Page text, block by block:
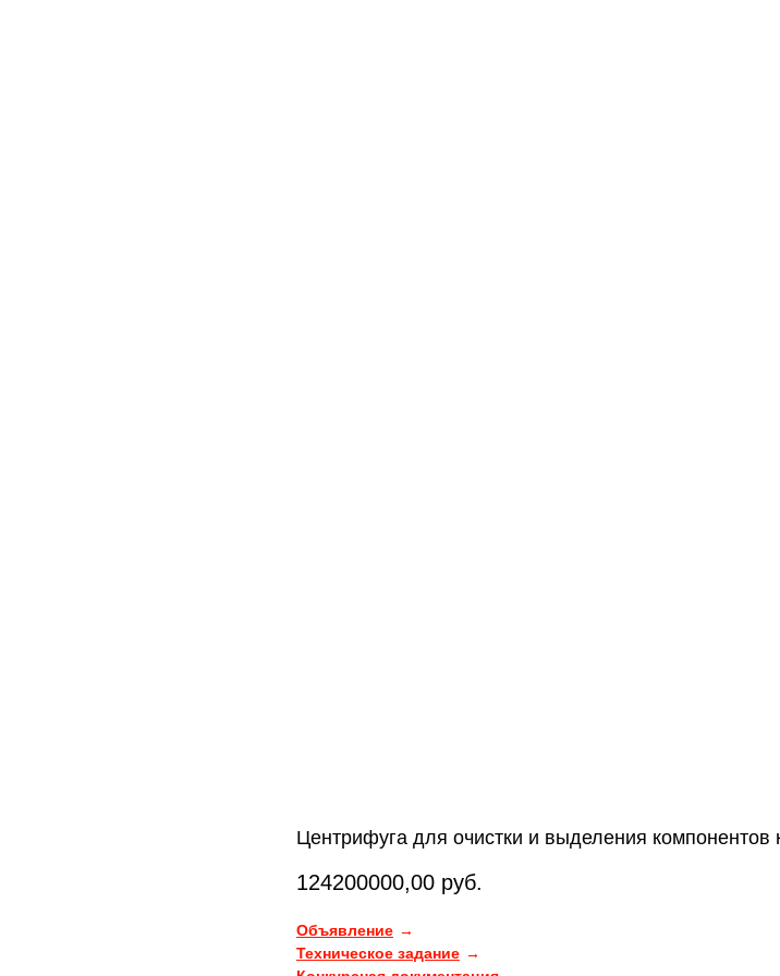
Центрифуга для очистки и выделения компонентов
124200000,00 руб.
Объявление
Техническое задание